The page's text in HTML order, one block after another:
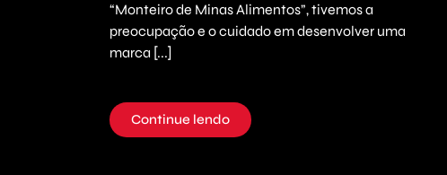
“Monteiro de Minas Alimentos”, tivemos a
preocupação e o cuidado em desenvolver uma
marca [...]
Continue lendo